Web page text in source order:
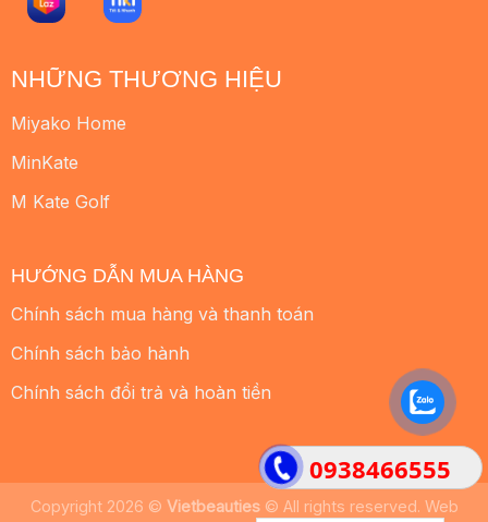
0938466555
NHỮNG THƯƠNG HIỆU
Miyako Home
MinKate
M Kate Golf
HƯỚNG DẪN MUA HÀNG
Chính sách mua hàng và thanh toán
Chính sách bảo hành
Chính sách đổi trả và hoàn tiền
Copyright 2026 © Vietbeauties© All rights reserved. Web